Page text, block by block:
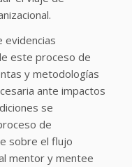
evidencias
este proceso de
y metodologías
ante impactos
se
de
sobre el flujo
mentor y mentee